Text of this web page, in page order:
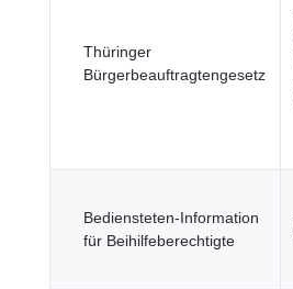
Thüringer
Bürgerbeauftragtengesetz
Bediensteten-Information
für Beihilfeberechtigte